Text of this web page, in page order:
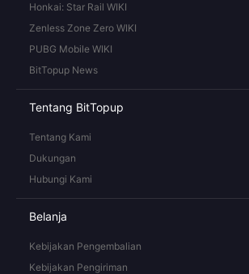
Honkai: Star Rail WIKI
Zenless Zone Zero WIKI
PUBG Mobile WIKI
BitTopup News
Tentang BitTopup
Tentang Kami
Dukungan
Hubungi Kami
Belanja
Kebijakan Pengembalian
Kebijakan Pengiriman